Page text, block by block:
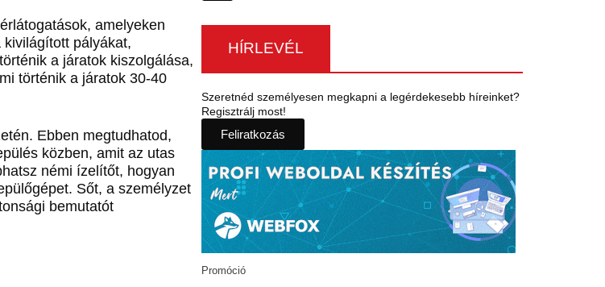
amelyeken
kivilágított pályákat,
a járatok kiszolgálása,
történik a járatok 30-40
Ebben megtudhatod,
közben, amit az utas
némi ízelítőt, hogyan
Sőt, a személyzet
bemutatót
HÍRLEVÉL
Szeretnéd személyesen megkapni a legérdekesebb híreinket?
Regisztrálj most!
Feliratkozás
Promóció